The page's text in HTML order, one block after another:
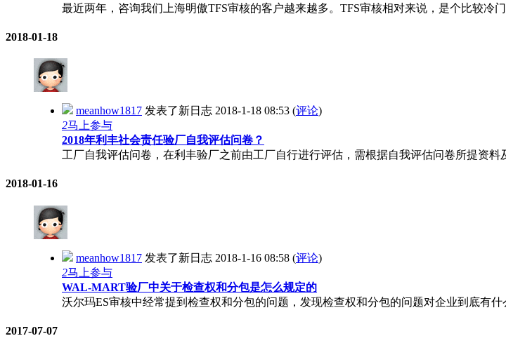
最近两年，咨询我们上海明傲TFS审核的客户越来越多。TFS审核相对来说，是个比较冷
2018-01-18
meanhow1817 发表了新日志 2018-1-18 08:53 (评论)
2马上参与
2018年利丰社会责任验厂自我评估问卷？
工厂自我评估问卷，在利丰验厂之前由工厂自行进行评估，需根据自我评估问卷所提资
2018-01-16
meanhow1817 发表了新日志 2018-1-16 08:58 (评论)
2马上参与
WAL-MART验厂中关于检查权和分包是怎么规定的
沃尔玛ES审核中经常提到检查权和分包的问题，发现检查权和分包的问题对企业到底有
2017-07-07